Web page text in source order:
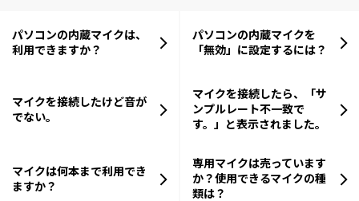
パソコンの内蔵マイクは、
利用できますか？
パソコンの内蔵マイクを
「無効」に設定するには？
マイクを接続したけど音が
でない。
マイクを接続したら、「サ
ンプルレート不一致で
す。」と表示されました。
マイクは何本まで利用でき
ますか？
専用マイクは売っています
か？使用できるマイクの種
類は？